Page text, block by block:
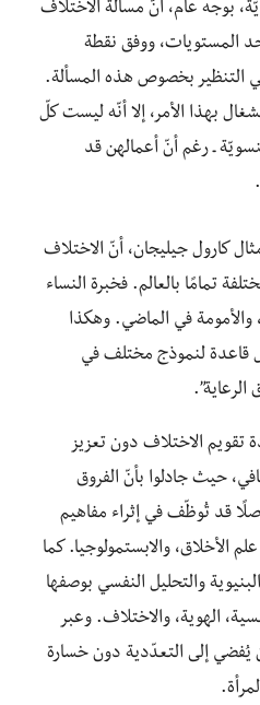
بوجه عام، أنّ مسألة الاختلاف
المستويات، ووفق نقطة
التنظير بخصوص هذه المسألة.
بهذا الأمر، إلا أنّه ليست كلّ
ـ رغم أنّ أعمالهن قد
كارول جيليجان، أنّ الاختلاف
تمامًا بالعالم. فخبرة النساء
والأمومة في الماضي. وهكذا
قاعدة لنموذج مختلف في
الرعاية”.
تقويم الاختلاف دون تعزيز
حيث جادلوا بأنّ الفروق
أصلًا قد تُوظّف في إثراء مفاهيم
الأخلاق، والابستمولوجيا. كما
والتحليل النفسي بوصفها
الهوية، والاختلاف. وعبر
يُفضي إلى التعدّدية دون خسارة